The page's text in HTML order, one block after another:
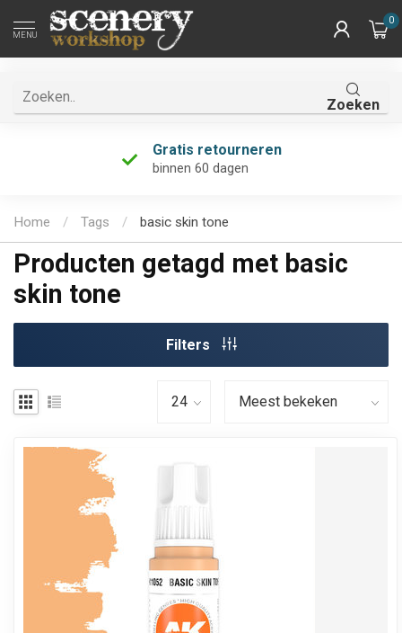
MENU
0
Zoeken
Gratis retourneren
binnen 60 dagen
Home / Tags / basic skin tone
Producten getagd met basic
skin tone
Filters